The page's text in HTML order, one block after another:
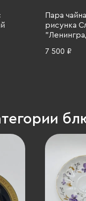
Пара
рисунка
(ЛФЗ),
7 500 ₽